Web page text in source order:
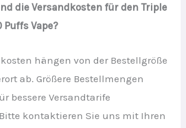
die Versandkosten für den Triple
Puffs Vape?
hängen von der Bestellgröße
ab. Größere Bestellmengen
bessere Versandtarife
kontaktieren Sie uns mit Ihren